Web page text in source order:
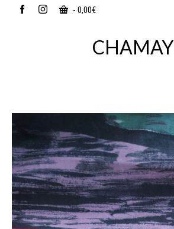
- 0,00€
CHAMAY